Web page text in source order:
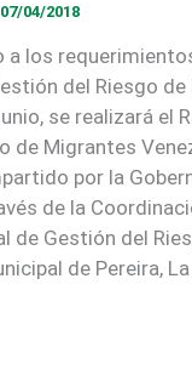
07/04/2018
a los
del Riesgo
se realizará el
de Migrantes
por la
de la
de Gestión del
de Pereira,